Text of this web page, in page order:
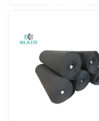
Au sujet de nous
Visite d'usine